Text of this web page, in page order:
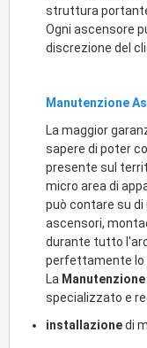
struttura
Ogni ascensore
discrezione del
Manutenzione
La maggior
sapere di poter
presente sul
micro area di
può contare su di
ascensori,
durante tutto
perfettamente lo
La
specializzato e
installazionedi